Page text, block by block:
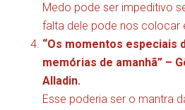
Medo pode ser impeditivo
falta dele pode nos colocar
“Os momentos especiais
memórias de amanhã” –
Alladin.
Esse poderia ser o mantra